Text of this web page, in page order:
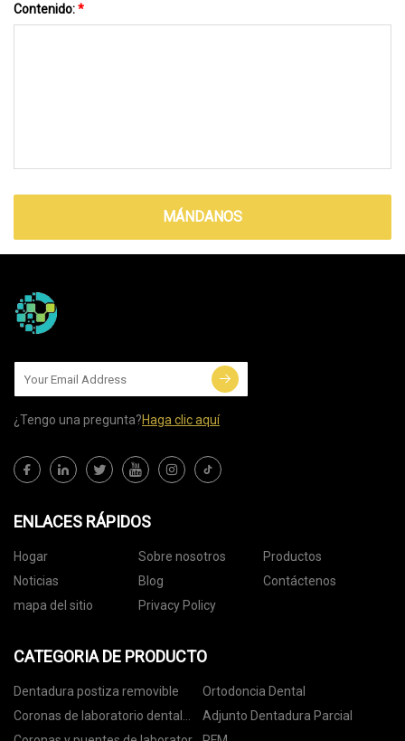
Contenido:*
MÁNDANOS
¿Tengo una pregunta?Haga clic aquí
ENLACES RÁPIDOS
Hogar Sobre nosotros
Productos
Noticias
Blog
Contáctenos
mapa del sitio
Privacy Policy
CATEGORIA DE PRODUCTO
Dentadura postiza removible
Ortodoncia Dental
Coronas de laboratorio dental
digitales
Adjunto Dentadura Parcial